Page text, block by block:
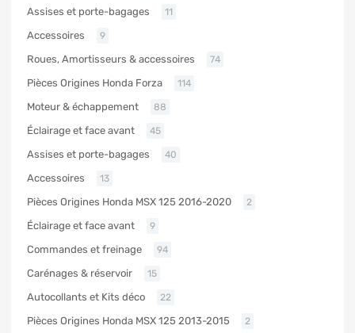
Assises et porte-bagages 11
Accessoires 9
Roues, Amortisseurs & accessoires 74
Pièces Origines Honda Forza 114
Moteur & échappement 88
Éclairage et face avant 45
Assises et porte-bagages 40
Accessoires 13
Pièces Origines Honda MSX 125 2016-2020 2
Éclairage et face avant 9
Commandes et freinage 94
Carénages & réservoir 15
Autocollants et Kits déco 22
Pièces Origines Honda MSX 125 2013-2015 2